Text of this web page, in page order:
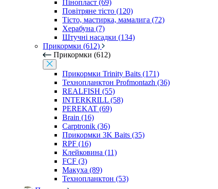
Пінопласт (69)
Повітряне тісто (120)
Тісто, мастирка, мамалига (72)
Херабуна (7)
Штучні насадки (134)
Прикормки (612)
Прикормки (612)
Прикормки Trinity Baits (171)
Технопланктон Profmontazh (36)
REALFISH (55)
INTERKRILL (58)
PEREKAT (69)
Brain (16)
Carptronik (36)
Прикормки 3K Baits (35)
RPF (16)
Клейковина (11)
FCF (3)
Макуха (89)
Технопланктон (53)